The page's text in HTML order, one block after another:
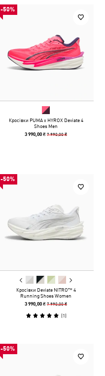
-50%
Кросівки PUMA x HYROX Deviate 4
Shoes Men
3 990,00 ₴7 990,00 ₴
-50%
Кросівки Deviate NITRO™ 4
Running Shoes Women
3 990,00 ₴7 990,00 ₴
(1)
-50%